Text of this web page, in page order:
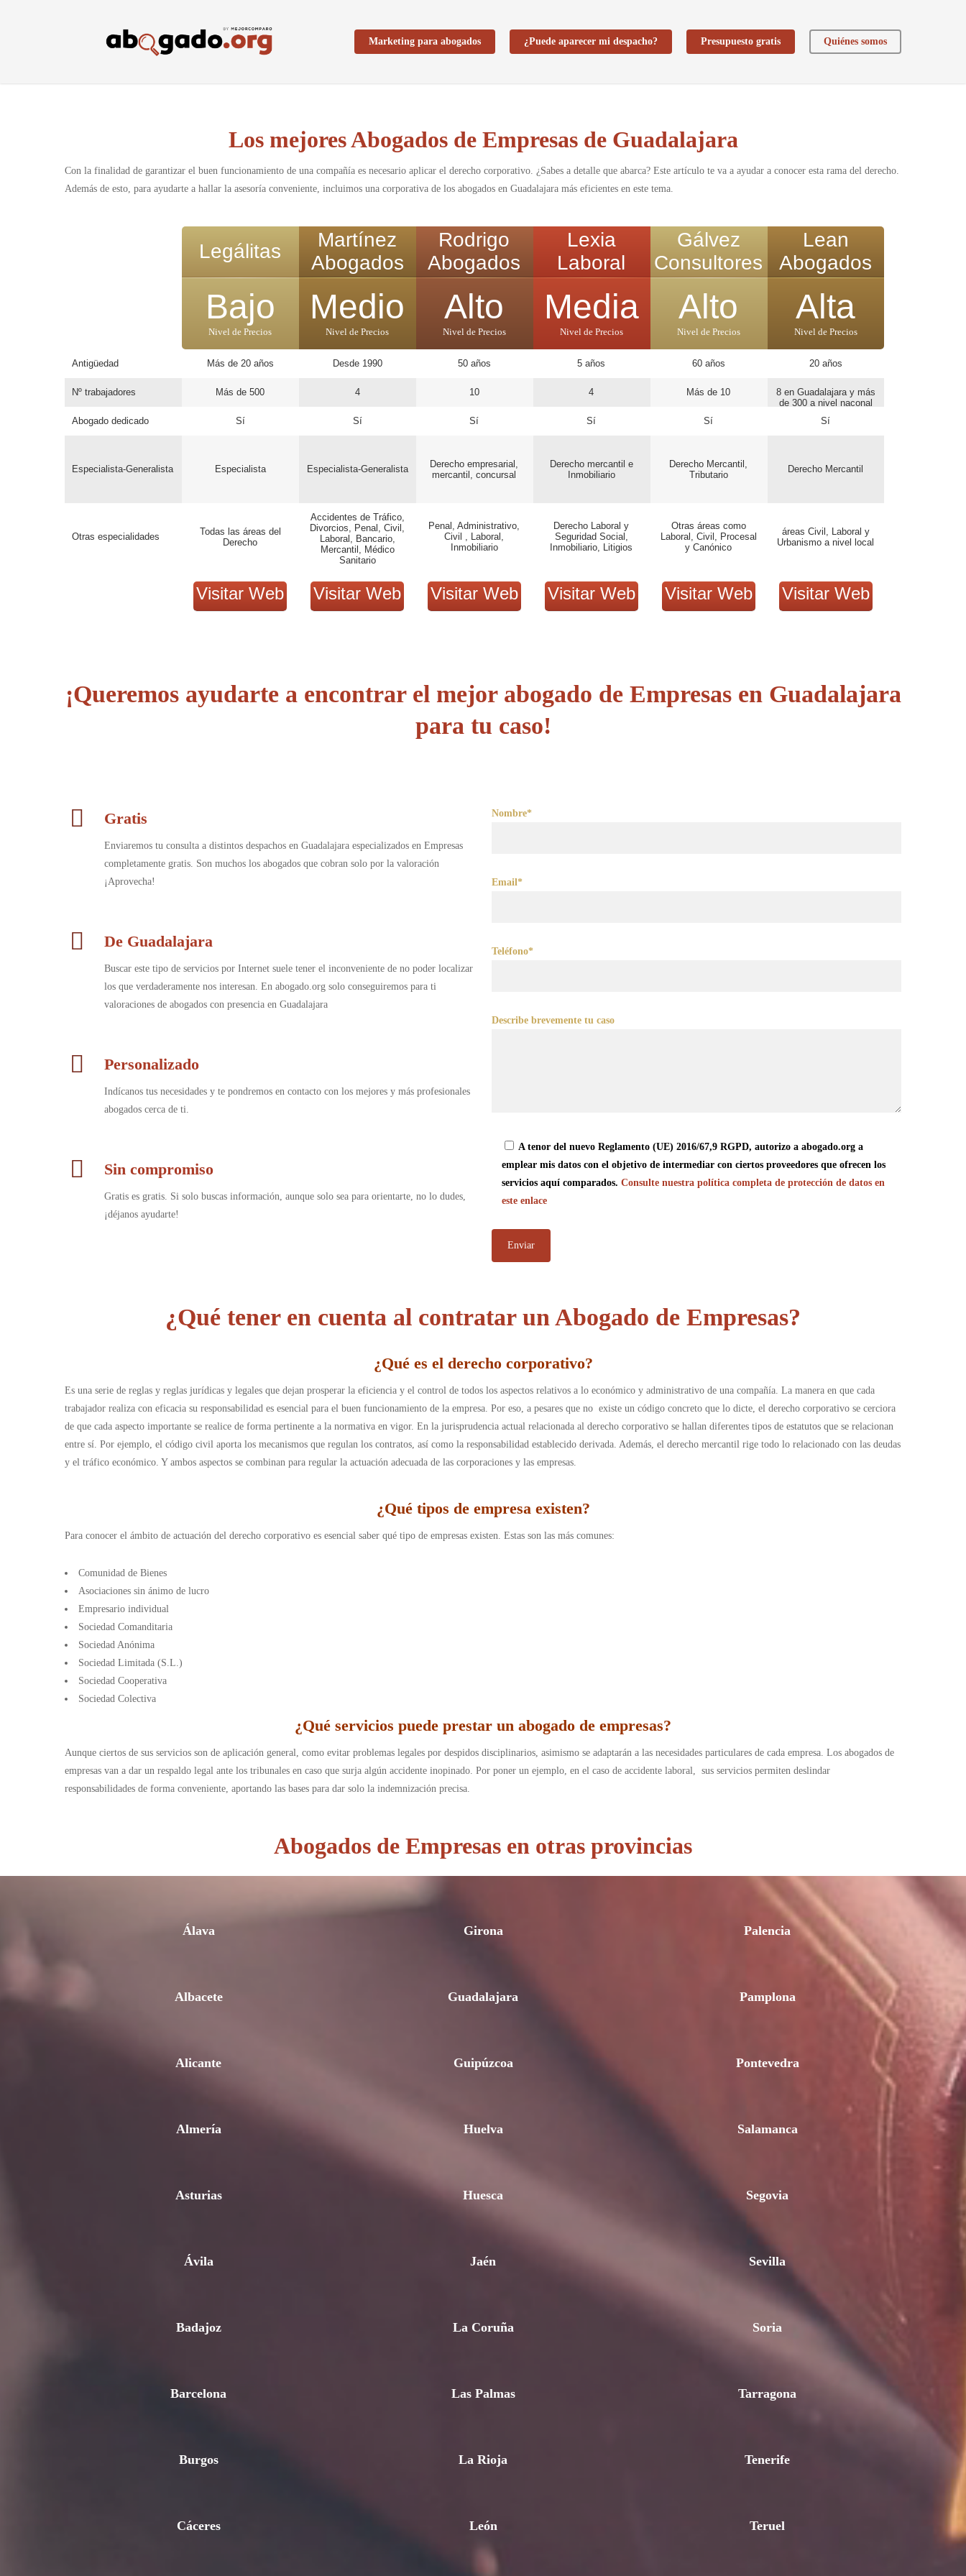
Marketing para abogados ¿Puede aparecer mi despacho? Presupuesto gratis Quiénes somos
Los mejores Abogados de Empresas de Guadalajara
Con la finalidad de garantizar el buen funcionamiento de una compañía es necesario aplicar el derecho corporativo. ¿Sabes a detalle que abarca? Este artículo te va a ayudar a conocer esta rama del derecho.
Además de esto, para ayudarte a hallar la asesoría conveniente, incluimos una corporativa de los abogados en Guadalajara más eficientes en este tema.
Antigüedad
Nº trabajadores
Abogado dedicado
Especialista-Generalista
Otras especialidades
Legálitas
Bajo
Nivel de Precios
Más de 20 años
Más de 500
Sí
Especialista
Todas las áreas del
Derecho
Visitar Web
Martínez
Abogados
Medio
Nivel de Precios
Desde 1990
4
Sí
Especialista-Generalista
Accidentes de Tráfico,
Divorcios, Penal, Civil,
Laboral, Bancario,
Mercantil, Médico
Sanitario
Visitar Web
Rodrigo
Abogados
Alto
Nivel de Precios
50 años
10
Sí
Derecho empresarial,
mercantil, concursal
Penal, Administrativo,
Civil , Laboral,
Inmobiliario
Visitar Web
Lexia
Laboral
Media
Nivel de Precios
5 años
4
Sí
Derecho mercantil e
Inmobiliario
Derecho Laboral y
Seguridad Social,
Inmobiliario, Litigios
Visitar Web
Gálvez
Consultores
Alto
Nivel de Precios
60 años
Más de 10
Sí
Derecho Mercantil,
Tributario
Otras áreas como
Laboral, Civil, Procesal
y Canónico
Visitar Web
Lean
Abogados
Alta
Nivel de Precios
20 años
8 en Guadalajara y más
de 300 a nivel naconal
Sí
Derecho Mercantil
áreas Civil, Laboral y
Urbanismo a nivel local
Visitar Web
¡Queremos ayudarte a encontrar el mejor abogado de Empresas en Guadalajara
para tu caso!
Gratis
Enviaremos tu consulta a distintos despachos en Guadalajara especializados en Empresas
completamente gratis. Son muchos los abogados que cobran solo por la valoración
¡Aprovecha!
De Guadalajara
Buscar este tipo de servicios por Internet suele tener el inconveniente de no poder localizar
los que verdaderamente nos interesan. En abogado.org solo conseguiremos para ti
valoraciones de abogados con presencia en Guadalajara
Personalizado
Indícanos tus necesidades y te pondremos en contacto con los mejores y más profesionales
abogados cerca de ti.
Sin compromiso
Gratis es gratis. Si solo buscas información, aunque solo sea para orientarte, no lo dudes,
¡déjanos ayudarte!
Nombre*
Email*
Teléfono*
Describe brevemente tu caso
A tenor del nuevo Reglamento (UE) 2016/67,9 RGPD, autorizo a abogado.org a
emplear mis datos con el objetivo de intermediar con ciertos proveedores que ofrecen los
servicios aquí comparados. Consulte nuestra política completa de protección de datos en
este enlace
¿Qué tener en cuenta al contratar un Abogado de Empresas?
¿Qué es el derecho corporativo?
Es una serie de reglas y reglas jurídicas y legales que dejan prosperar la eficiencia y el control de todos los aspectos relativos a lo económico y administrativo de una compañía. La manera en que cada
trabajador realiza con eficacia su responsabilidad es esencial para el buen funcionamiento de la empresa. Por eso, a pesares que no existe un código concreto que lo dicte, el derecho corporativo se cerciora
de que cada aspecto importante se realice de forma pertinente a la normativa en vigor. En la jurisprudencia actual relacionada al derecho corporativo se hallan diferentes tipos de estatutos que se relacionan
entre sí. Por ejemplo, el código civil aporta los mecanismos que regulan los contratos, así como la responsabilidad establecido derivada. Además, el derecho mercantil rige todo lo relacionado con las deudas
y el tráfico económico. Y ambos aspectos se combinan para regular la actuación adecuada de las corporaciones y las empresas.
¿Qué tipos de empresa existen?
Para conocer el ámbito de actuación del derecho corporativo es esencial saber qué tipo de empresas existen. Estas son las más comunes:
Comunidad de Bienes
Asociaciones sin ánimo de lucro
Empresario individual
Sociedad Comanditaria
Sociedad Anónima
Sociedad Limitada (S.L.)
Sociedad Cooperativa
Sociedad Colectiva
¿Qué servicios puede prestar un abogado de empresas?
Aunque ciertos de sus servicios son de aplicación general, como evitar problemas legales por despidos disciplinarios, asimismo se adaptarán a las necesidades particulares de cada empresa. Los abogados de
empresas van a dar un respaldo legal ante los tribunales en caso que surja algún accidente inopinado. Por poner un ejemplo, en el caso de accidente laboral, sus servicios permiten deslindar
responsabilidades de forma conveniente, aportando las bases para dar solo la indemnización precisa.
Abogados de Empresas en otras provincias
Álava
Albacete
Alicante
Almería
Asturias
Ávila
Badajoz
Barcelona
Burgos
Cáceres
Girona
Guadalajara
Guipúzcoa
Huelva
Huesca
Jaén
La Coruña
Las Palmas
La Rioja
León
Palencia
Pamplona
Pontevedra
Salamanca
Segovia
Sevilla
Soria
Tarragona
Tenerife
Teruel